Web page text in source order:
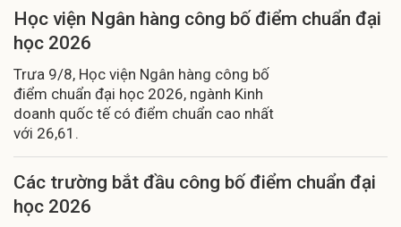
Học viện Ngân hàng công bố điểm chuẩn đại
học 2026
Trưa 9/8, Học viện Ngân hàng công bố
điểm chuẩn đại học 2026, ngành Kinh
doanh quốc tế có điểm chuẩn cao nhất
với 26,61.
Các trường bắt đầu công bố điểm chuẩn đại
học 2026